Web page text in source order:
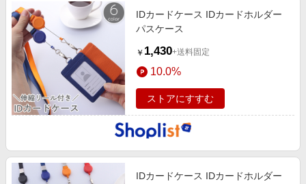
IDカードケース IDカードホルダー
パスケース
￥ 1,430+送料固定
10.0%
ストアにすすむ
IDカードケース IDカードホルダー